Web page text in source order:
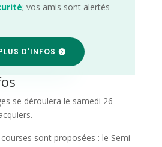
; vos amis sont alertés
D'INFOS
se déroulera le samedi 26
sont proposées : le Semi